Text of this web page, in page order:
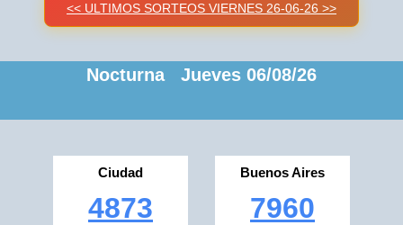
<< ULTIMOS SORTEOS VIERNES 26-06-26 >>
Nocturna Jueves 06/08/26
Ciudad
4873
Buenos Aires
7960